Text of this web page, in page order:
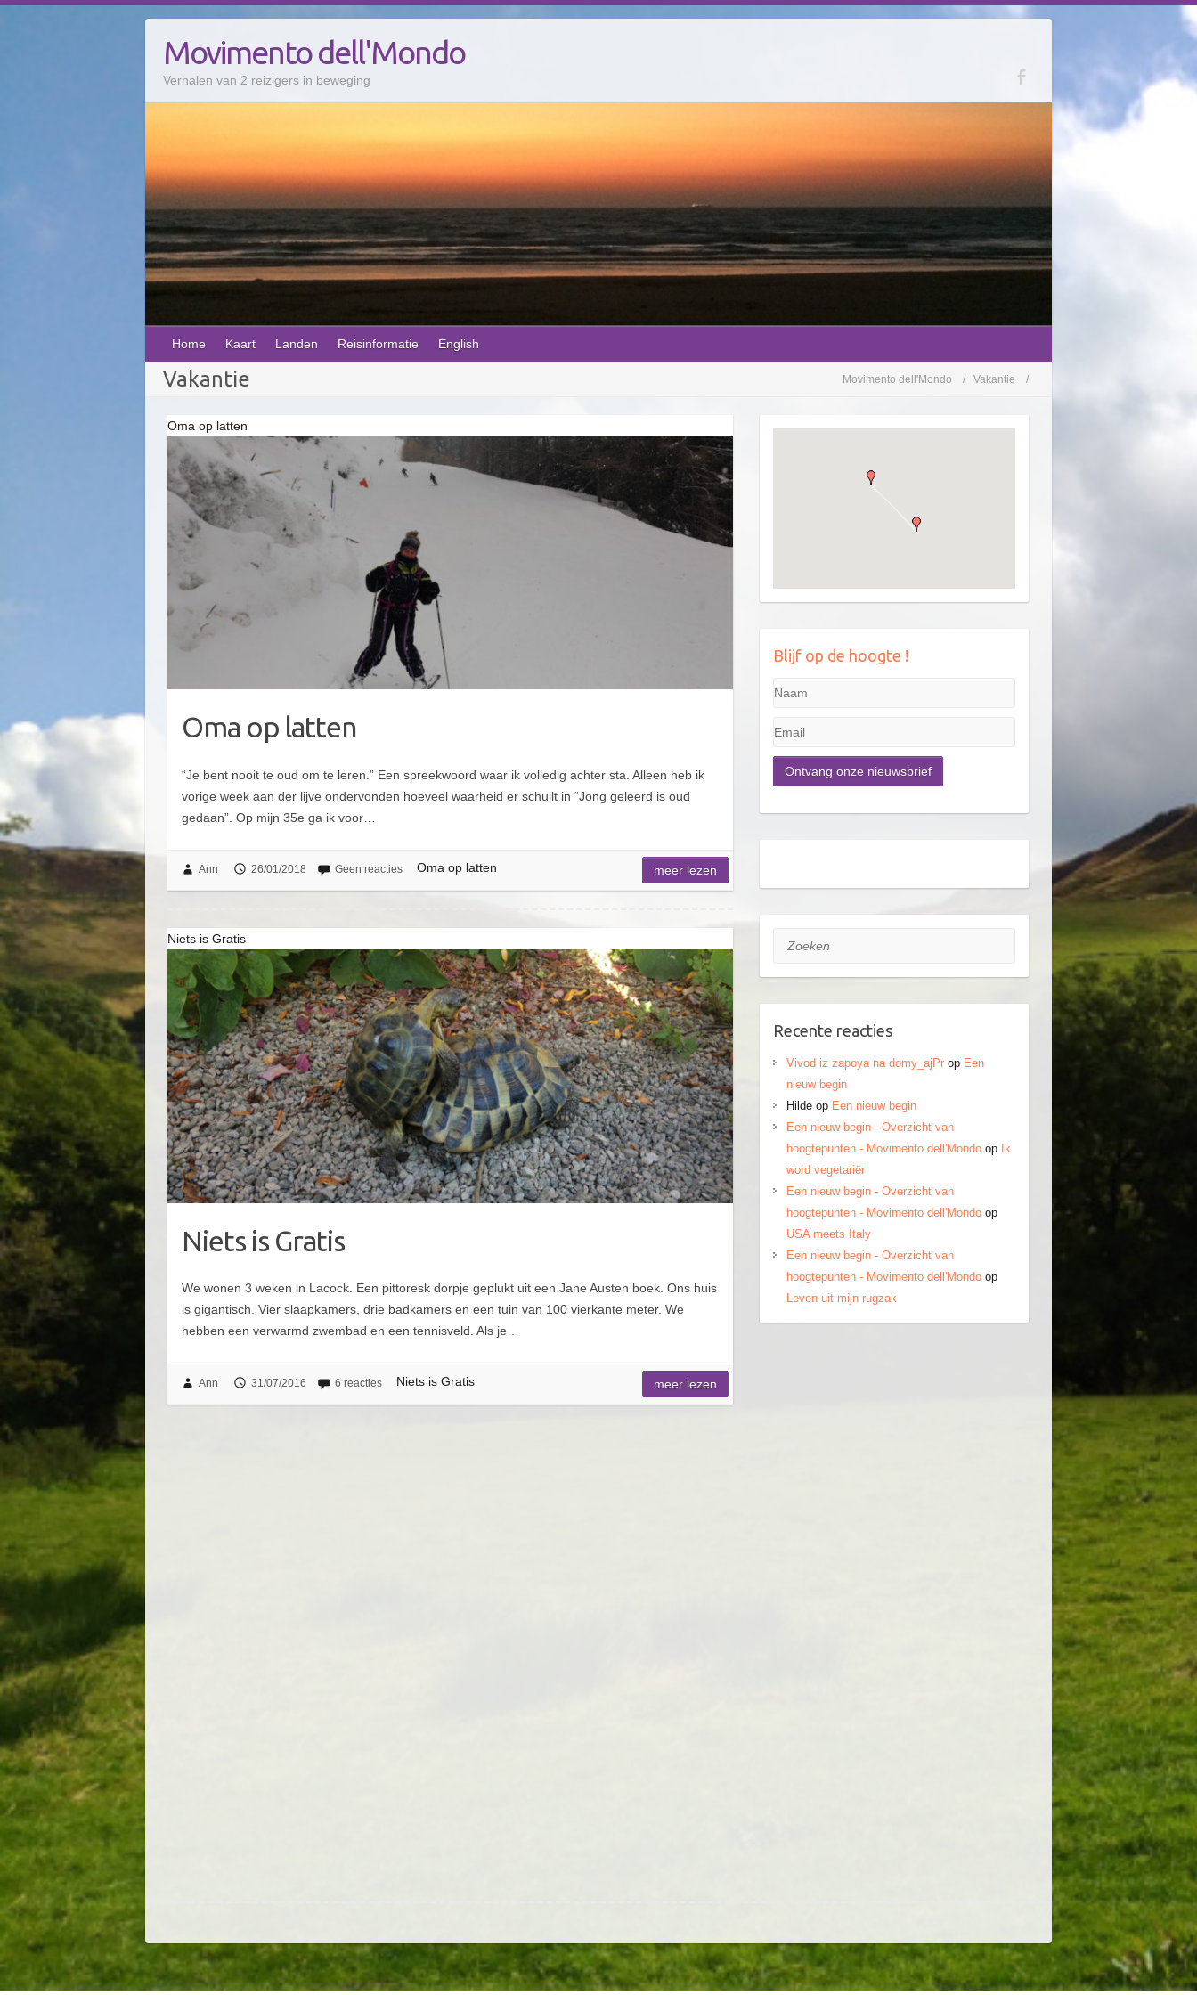
Movimento dell'Mondo
Verhalen van 2 reizigers in beweging
Home Kaart Landen Reisinformatie English
Movimento dell'Mondo Vakantie
Vakantie
Oma op latten
Oma op latten
“Je bent nooit te oud om te leren.” Een spreekwoord waar ik volledig achter sta. Alleen heb ik
vorige week aan der lijve ondervonden hoeveel waarheid er schuilt in “Jong geleerd is oud
gedaan”. Op mijn 35e ga ik voor…
Ann 26/01/2018 Geen reacties Oma op latten meer lezen
Niets is Gratis
Niets is Gratis
We wonen 3 weken in Lacock. Een pittoresk dorpje geplukt uit een Jane Austen boek. Ons huis
is gigantisch. Vier slaapkamers, drie badkamers en een tuin van 100 vierkante meter. We
hebben een verwarmd zwembad en een tennisveld. Als je…
Ann 31/07/2016 6 reacties Niets is Gratis meer lezen
Blijf op de hoogte !
Zoeken
Recente reacties
Vivod iz zapoya na domy_ajProp Een
nieuw begin
Hildeop Een nieuw begin
Een nieuw begin - Overzicht van
hoogtepunten - Movimento dell'Mondoop
Ik
word vegetariër
Een nieuw begin - Overzicht van
hoogtepunten - Movimento dell'Mondoop
USA meets Italy
Een nieuw begin - Overzicht van
hoogtepunten - Movimento dell'Mondoop
Leven uit mijn rugzak